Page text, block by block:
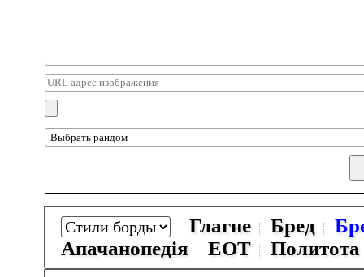
Глагне Бред
Апачанопедiя
ЕОТ
Политота